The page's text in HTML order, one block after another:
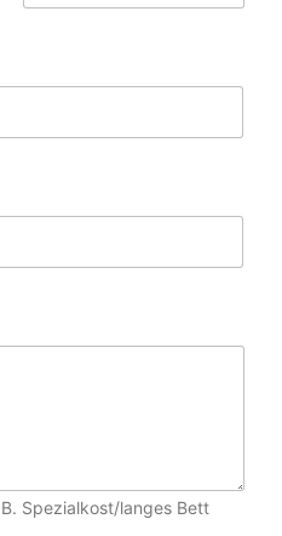
Spezialkost/langes Bett